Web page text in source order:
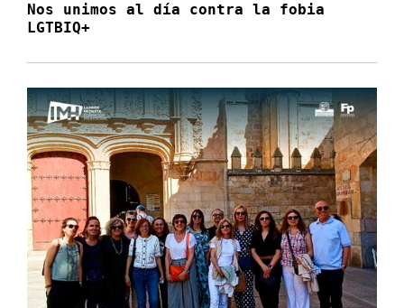
Nos unimos al día contra la fobia
LGTBIQ+